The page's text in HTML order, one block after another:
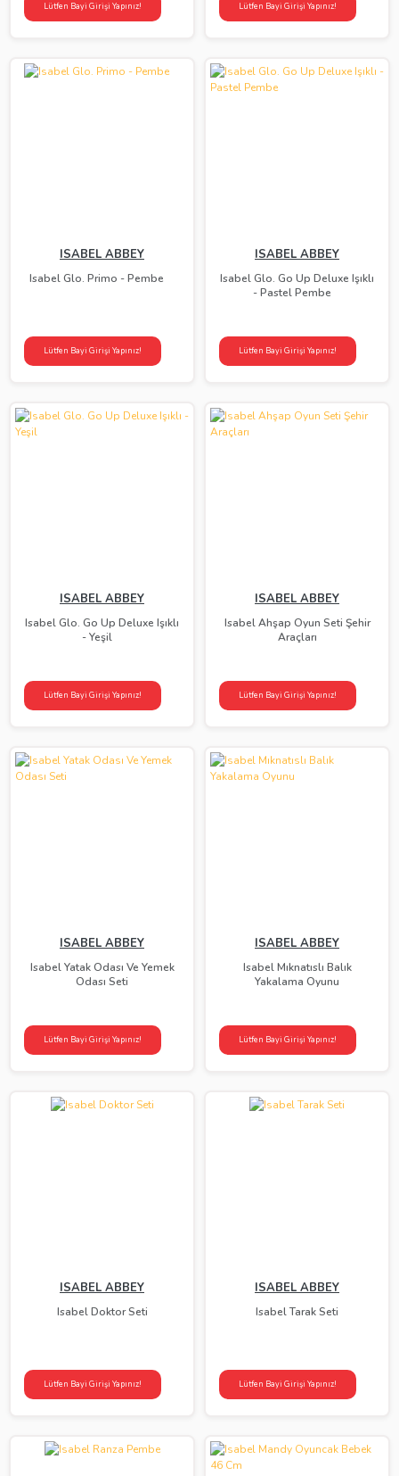
Lütfen Bayi Girişi Yapınız! Lütfen Bayi Girişi Yapınız!
ISABEL ABBEY
Isabel Glo. Primo - Pembe
Lütfen Bayi Girişi Yapınız!
ISABEL ABBEY
Isabel Glo. Go Up Deluxe Işıklı
- Pastel Pembe
Lütfen Bayi Girişi Yapınız!
ISABEL ABBEY
Isabel Glo. Go Up Deluxe Işıklı
- Yeşil
Lütfen Bayi Girişi Yapınız!
ISABEL ABBEY
Isabel Ahşap Oyun Seti Şehir
Araçları
Lütfen Bayi Girişi Yapınız!
ISABEL ABBEY
Isabel Yatak Odası Ve Yemek
Odası Seti
Lütfen Bayi Girişi Yapınız!
ISABEL ABBEY
Isabel Mıknatıslı Balık
Yakalama Oyunu
Lütfen Bayi Girişi Yapınız!
ISABEL ABBEY
Isabel Doktor Seti
Lütfen Bayi Girişi Yapınız!
ISABEL ABBEY
Isabel Tarak Seti
Lütfen Bayi Girişi Yapınız!